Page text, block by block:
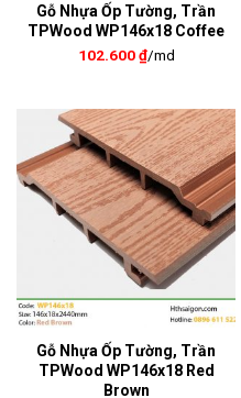
Gỗ Nhựa Ốp Tường, Trần
TPWood WP146x18 Coffee
102.600₫/md
Gỗ Nhựa Ốp Tường, Trần
TPWood WP146x18 Red
Brown